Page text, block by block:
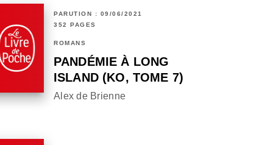
PARUTION : 09/06/2021
352 PAGES
ROMANS
PANDÉMIE À LONG
ISLAND (KO, TOME 7)
Alex de Brienne